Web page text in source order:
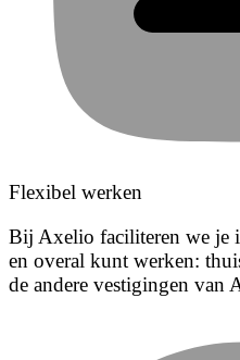
Flexibel werken
Bij Axelio faciliteren we je
en overal kunt werken:
de andere vestigingen van